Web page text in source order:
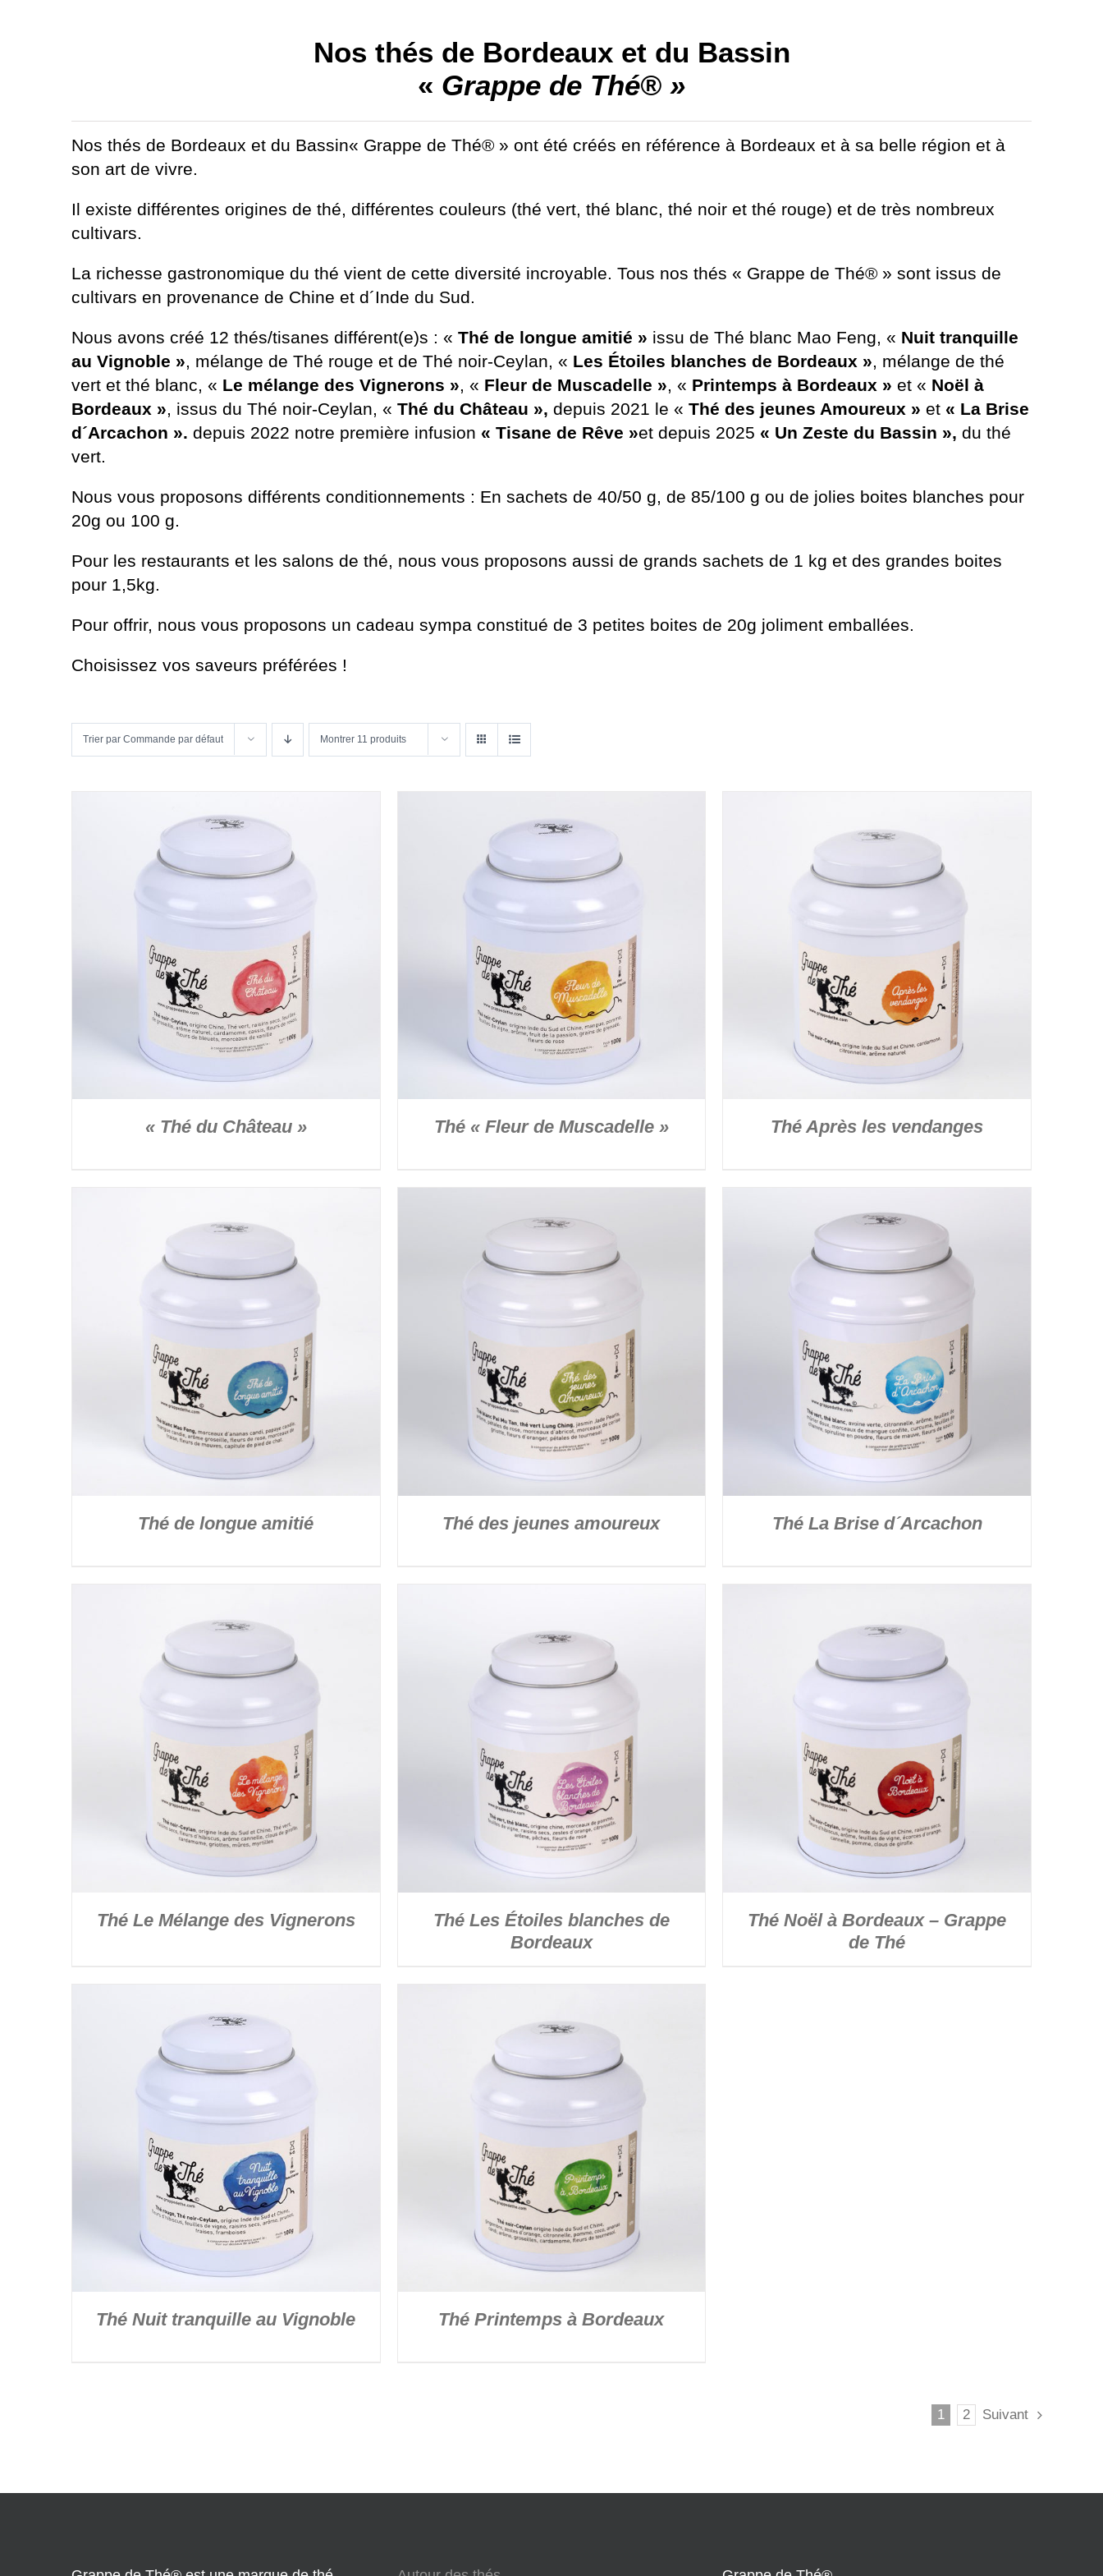
Nos thés de Bordeaux et du Bassin
« Grappe de Thé® »
Nos thés de Bordeaux et du Bassin« Grappe de Thé® » ont été créés en référence à Bordeaux et à sa belle région et à
son art de vivre.
Il existe différentes origines de thé, différentes couleurs (thé vert, thé blanc, thé noir et thé rouge) et de très nombreux
cultivars.
La richesse gastronomique du thé vient de cette diversité incroyable. Tous nos thés « Grappe de Thé® » sont issus de
cultivars en provenance de Chine et d´Inde du Sud.
Nous avons créé 12 thés/tisanes différent(e)s : « Thé de longue amitié » issu de Thé blanc Mao Feng, « Nuit tranquille
au Vignoble », mélange de Thé rouge et de Thé noir-Ceylan, « Les Étoiles blanches de Bordeaux », mélange de thé
vert et thé blanc, « Le mélange des Vignerons », « Fleur de Muscadelle », « Printemps à Bordeaux » et « Noël à
Bordeaux », issus du Thé noir-Ceylan, « Thé du Château », depuis 2021 le « Thé des jeunes Amoureux » et « La Brise
d´Arcachon ». depuis 2022 notre première infusion « Tisane de Rêve »et depuis 2025 « Un Zeste du Bassin », du thé
vert.
Nous vous proposons différents conditionnements : En sachets de 40/50 g, de 85/100 g ou de jolies boites blanches pour
20g ou 100 g.
Pour les restaurants et les salons de thé, nous vous proposons aussi de grands sachets de 1 kg et des grandes boites
pour 1,5kg.
Pour offrir, nous vous proposons un cadeau sympa constitué de 3 petites boites de 20g joliment emballées.
Choisissez vos saveurs préférées !
Trier par Commande par défaut Montrer 11 produits
« Thé du Château »
DÉTAILS
Thé « Fleur de Muscadelle » Thé Après les vendanges
Thé de longue amitié Thé des jeunes amoureux Thé La Brise d´Arcachon
Thé Le Mélange des Vignerons
Thé Les Étoiles blanches de
Bordeaux
Thé Noël à Bordeaux – Grappe
de Thé
Thé Nuit tranquille au Vignoble Thé Printemps à Bordeaux
1 2 Suivant